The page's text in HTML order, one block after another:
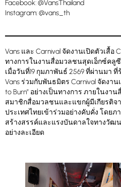
Facebook: @VansThailand
Instagram: @vans_th
Vans และ Carnival จัดงานเปิดตัวเสื้อ
ทางการในงานสื่อมวลชนสุดเอ็กซ์คลู
เมื่อวันที่19 กุมภาพันธ์ 2569 ที่ผ่านมา
Vans ร่วมกับพันธมิตร Carnival จัดงาน
to Burn” อย่างเป็นทางการ ภายในง
สมาชิกสื่อมวลชนและแขกผู้มีเกียรติ
ประเทศไทยเข้าร่วมอย่างคับคั่ง โดย
สร้างสรรค์และแรงบันดาลใจทางวัฒ
อย่างละเอียด